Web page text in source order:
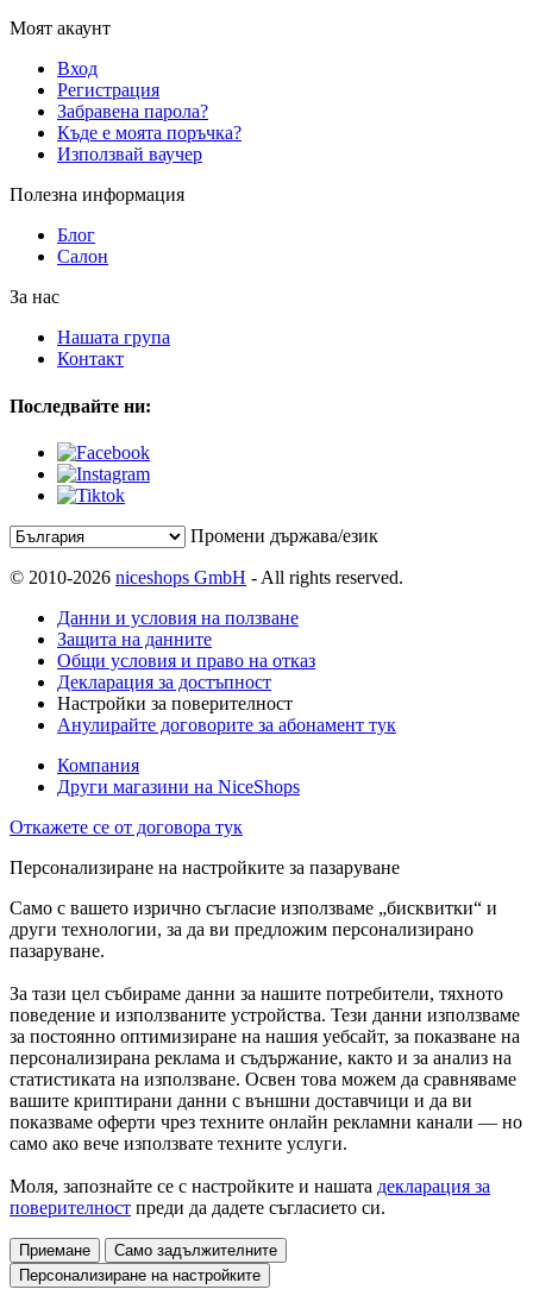
Моят акаунт
Вход
Регистрация
Забравена парола?
Къде е моята поръчка?
Използвай ваучер
Полезна информация
Блог
Салон
За нас
Нашата група
Контакт
Последвайте ни:
Промени държава/език
© 2010-2026 niceshops GmbH - All rights reserved.
Данни и условия на ползване
Защита на данните
Общи условия и право на отказ
Декларация за достъпност
Настройки за поверителност
Анулирайте договорите за абонамент тук
Компания
Други магазини на NiceShops
Откажете се от договора тук
Персонализиране на настройките за пазаруване
Само с вашето изрично съгласие използваме „бисквитки“ и
други технологии, за да ви предложим персонализирано
пазаруване.
За тази цел събираме данни за нашите потребители, тяхното
поведение и използваните устройства. Тези данни използваме
за постоянно оптимизиране на нашия уебсайт, за показване на
персонализирана реклама и съдържание, както и за анализ на
статистиката на използване. Освен това можем да сравняваме
вашите криптирани данни с външни доставчици и да ви
показваме оферти чрез техните онлайн рекламни канали — но
само ако вече използвате техните услуги.
Моля, запознайте се с настройките и нашата декларация за
поверителност преди да дадете съгласието си.
Приемане
Само задължителните
Персонализиране на настройките